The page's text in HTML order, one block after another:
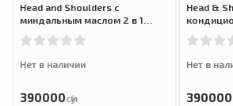
Head and Shoulders с
миндальным маслом 2 в 1
шампунь против перхоти без
парабенов + кондиционер, 950
Нет в наличии
390000сӯм
Head &
And
Нет в
390000